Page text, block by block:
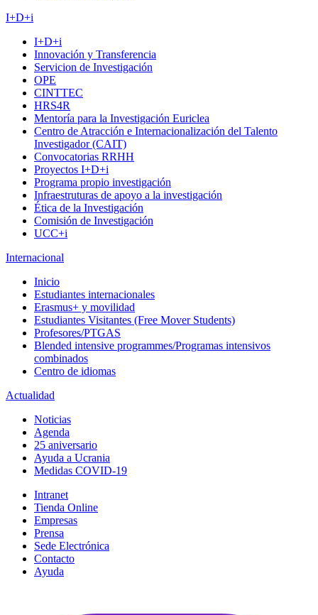
I+D+i
I+D+i
Innovación y Transferencia
Servicion de Investigación
OPE
CINTTEC
HRS4R
Mentoría para la Investigación Euriclea
Centro de Atracción e Internacionalización del Talento
Investigador (CAIT)
Convocatorias RRHH
Proyectos I+D+i
Programa propio investigación
Infraestruturas de apoyo a la investigación
Ética de la Investigación
Comisión de Investigación
UCC+i
Internacional
Inicio
Estudiantes internacionales
Erasmus+ y movilidad
Estudiantes Visitantes (Free Mover Students)
Profesores/PTGAS
Blended intensive programmes/Programas intensivos
combinados
Centro de idiomas
Actualidad
Noticias
Agenda
25 aniversario
Ayuda a Ucrania
Medidas COVID-19
Intranet
Tienda Online
Empresas
Prensa
Sede Electrónica
Contacto
Ayuda